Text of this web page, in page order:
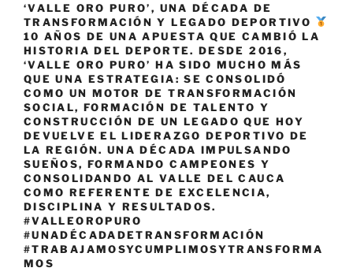
‘VALLE ORO PURO’, UNA DÉCADA DE
TRANSFORMACIÓN Y LEGADO DEPORTIVO
10 AÑOS DE UNA APUESTA QUE CAMBIÓ LA
HISTORIA DEL DEPORTE. DESDE 2016,
‘VALLE ORO PURO’ HA SIDO MUCHO MÁS
QUE UNA ESTRATEGIA: SE CONSOLIDÓ
COMO UN MOTOR DE TRANSFORMACIÓN
SOCIAL, FORMACIÓN DE TALENTO Y
CONSTRUCCIÓN DE UN LEGADO QUE HOY
DEVUELVE EL LIDERAZGO DEPORTIVO DE
LA REGIÓN. UNA DÉCADA IMPULSANDO
SUEÑOS, FORMANDO CAMPEONES Y
CONSOLIDANDO AL VALLE DEL CAUCA
COMO REFERENTE DE EXCELENCIA,
DISCIPLINA Y RESULTADOS.
#VALLEOROPURO
#UNADÉCADADETRANSFORMACIÓN
#TRABAJAMOSYCUMPLIMOSYTRANSFORMA
MOS